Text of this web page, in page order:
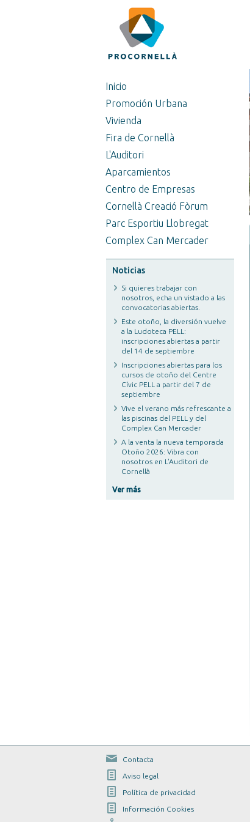
Inicio
Promoción Urbana
Vivienda
Fira de Cornellà
L'Auditori
Aparcamientos
Centro de Empresas
Cornellà Creació Fòrum
Parc Esportiu Llobregat
Complex Can Mercader
Noticias
Si quieres trabajar con
nosotros, echa un vistado a las
convocatorias abiertas.
Este otoño, la diversión vuelve
a la Ludoteca PELL:
inscripciones abiertas a partir
del 14 de septiembre
Inscripciones abiertas para los
cursos de otoño del Centre
Cívic PELL a partir del 7 de
septiembre
Vive el verano más refrescante a
las piscinas del PELL y del
Complex Can Mercader
A la venta la nueva temporada
Otoño 2026: Vibra con
nosotros en L'Auditori de
Cornellà
Ver más
Contacta
Aviso legal
Política de privacidad
Información Cookies